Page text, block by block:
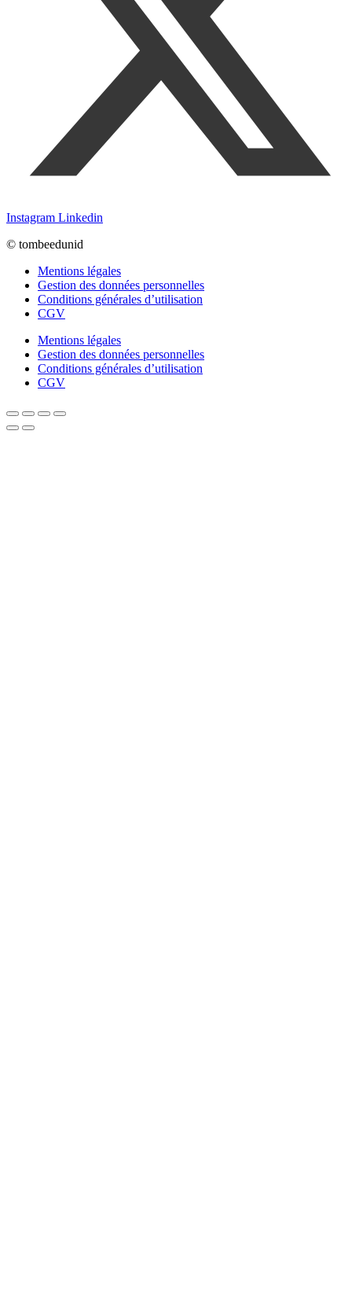
Instagram Linkedin
© tombeedunid
Mentions légales
Gestion des données personnelles
Conditions générales d’utilisation
CGV
Mentions légales
Gestion des données personnelles
Conditions générales d’utilisation
CGV